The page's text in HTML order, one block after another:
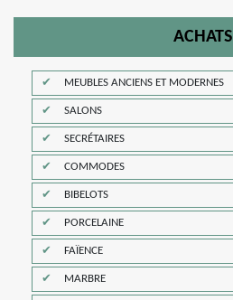
ACHATS
MEUBLES ANCIENS ET MODERNES
SALONS
SECRÉTAIRES
COMMODES
BIBELOTS
PORCELAINE
FAÏENCE
MARBRE